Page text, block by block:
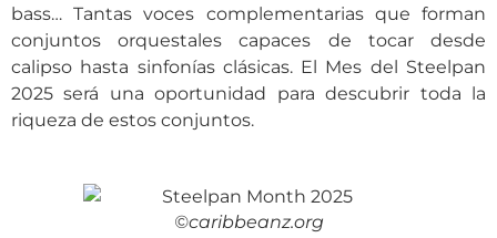
bass… Tantas voces complementarias que forman
conjuntos orquestales capaces de tocar desde
calipso hasta sinfonías clásicas. El Mes del Steelpan
2025 será una oportunidad para descubrir toda la
riqueza de estos conjuntos.
©caribbeanz.org